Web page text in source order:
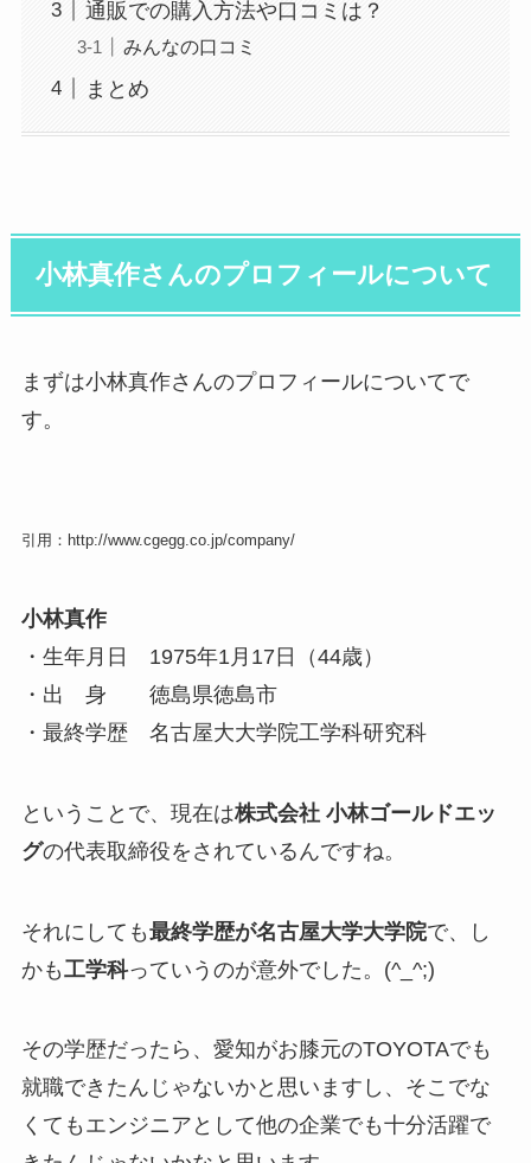
通販での購入方法や口コミは？
みんなの口コミ
まとめ
小林真作さんのプロフィールについて
まずは小林真作さんのプロフィールについてで
す。
引用：http://www.cgegg.co.jp/company/
小林真作
・生年月日 1975年1月17日（44歳）
・出 身 徳島県徳島市
・最終学歴 名古屋大大学院工学科研究科
ということで、現在は株式会社 小林ゴールドエッ
グの代表取締役をされているんですね。
それにしても最終学歴が名古屋大学大学院で、し
かも工学科っていうのが意外でした。(^_^;)
その学歴だったら、愛知がお膝元のTOYOTAでも
就職できたんじゃないかと思いますし、そこでな
くてもエンジニアとして他の企業でも十分活躍で